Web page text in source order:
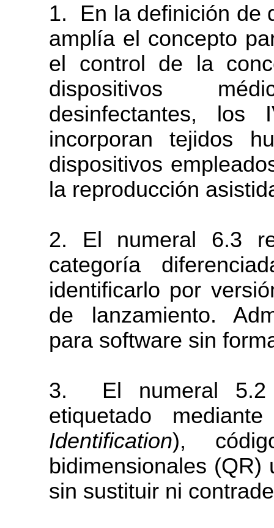
1.
En la definición de
amplía el concepto
el control de la
dispositivos
desinfectantes, los
incorporan tejidos
dispositivos
la reproducción
2. El numeral 6.3
categoría
identificarlo por
de lanzamiento.
para software sin
3. El numeral 5.2
etiquetado
mediante
Identification),
bidimensionales (QR)
sin sustituir ni